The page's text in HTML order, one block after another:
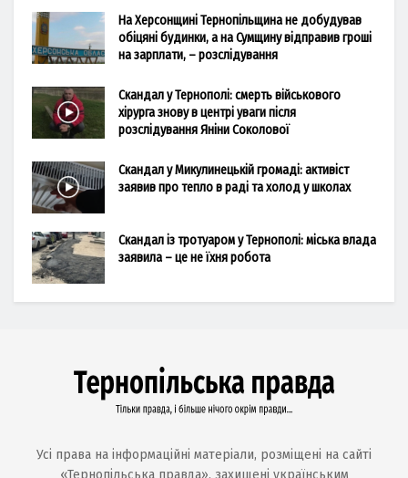
На Херсонщині Тернопільщина не добудував
обіцяні будинки, а на Сумщину відправив гроші
на зарплати, – розслідування
Скандал у Тернополі: смерть військового
хірурга знову в центрі уваги після
розслідування Яніни Соколової
Скандал у Микулинецькій громаді: активіст
заявив про тепло в раді та холод у школах
Скандал із тротуаром у Тернополі: міська влада
заявила – це не їхня робота
Усі права на інформаційні матеріали, розміщені на сайті
«Тернопільська правда», захищені українським